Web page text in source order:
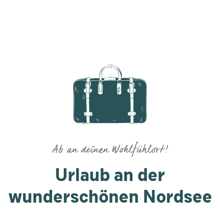
Urlaub an der
wunderschönen Nordsee
Ab an deinen Wohlfühlort!